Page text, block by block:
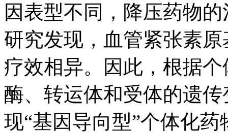
因表型不同，降压药物
研究发现，血管紧张素
疗效相异。因此，根据
酶、转运体和受体的遗
现“基因导向型”个体化